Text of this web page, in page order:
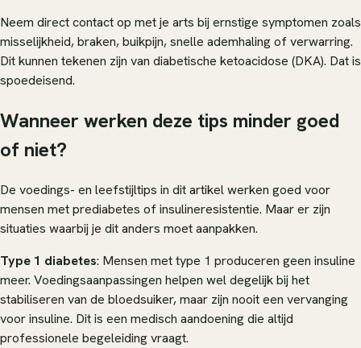
Neem direct contact op met je arts bij ernstige symptomen zoals
misselijkheid, braken, buikpijn, snelle ademhaling of verwarring.
Dit kunnen tekenen zijn van diabetische ketoacidose (DKA). Dat is
spoedeisend.
Wanneer werken deze tips minder goed
of niet?
De voedings- en leefstijltips in dit artikel werken goed voor
mensen met prediabetes of insulineresistentie. Maar er zijn
situaties waarbij je dit anders moet aanpakken.
Type 1 diabetes: Mensen met type 1 produceren geen insuline
meer. Voedingsaanpassingen helpen wel degelijk bij het
stabiliseren van de bloedsuiker, maar zijn nooit een vervanging
voor insuline. Dit is een medisch aandoening die altijd
professionele begeleiding vraagt.